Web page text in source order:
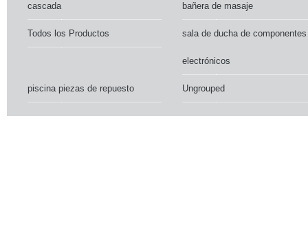
cascada bañera de masaje
Todos los Productos sala de ducha de componentes
electrónicos
piscina piezas de repuesto Ungrouped